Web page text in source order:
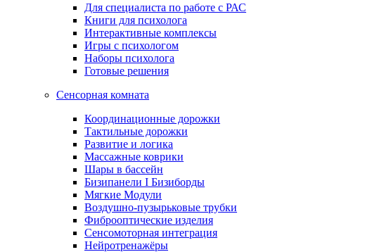
Для специалиста по работе с РАС
Книги для психолога
Интерактивные комплексы
Игры с психологом
Наборы психолога
Готовые решения
Сенсорная комната
Координационные дорожки
Тактильные дорожки
Развитие и логика
Массажные коврики
Шары в бассейн
Бизипанели I Бизиборды
Мягкие Модули
Воздушно-пузырьковые трубки
Фиброоптические изделия
Сенсомоторная интеграция
Нейротренажёры